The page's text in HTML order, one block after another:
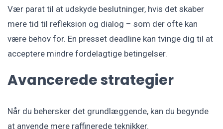
Vær parat til at udskyde beslutninger, hvis det skaber
mere tid til refleksion og dialog – som der ofte kan
være behov for. En presset deadline kan tvinge dig til at
acceptere mindre fordelagtige betingelser.
Avancerede strategier
Når du behersker det grundlæggende, kan du begynde
at anvende mere raffinerede teknikker.